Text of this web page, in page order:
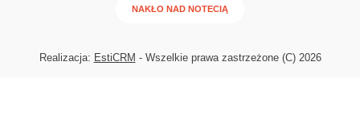
NAKŁO NAD NOTECIĄ
Realizacja: EstiCRM - Wszelkie prawa zastrzeżone (C) 2026